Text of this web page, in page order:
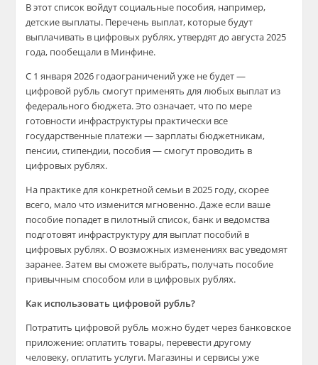
В этот список войдут социальные пособия, например,
детские выплаты. Перечень выплат, которые будут
выплачивать в цифровых рублях, утвердят до августа 2025
года, пообещали в Минфине.
С 1 января 2026 годаограничений уже не будет —
цифровой рубль смогут применять для любых выплат из
федерального бюджета. Это означает, что по мере
готовности инфраструктуры практически все
государственные платежи — зарплаты бюджетникам,
пенсии, стипендии, пособия — смогут проводить в
цифровых рублях.
На практике для конкретной семьи в 2025 году, скорее
всего, мало что изменится мгновенно. Даже если ваше
пособие попадет в пилотный список, банк и ведомства
подготовят инфраструктуру для выплат пособий в
цифровых рублях. О возможных изменениях вас уведомят
заранее. Затем вы сможете выбрать, получать пособие
привычным способом или в цифровых рублях.
Как использовать цифровой рубль?
Потратить цифровой рубль можно будет через банковское
приложение: оплатить товары, перевести другому
человеку, оплатить услуги. Магазины и сервисы уже